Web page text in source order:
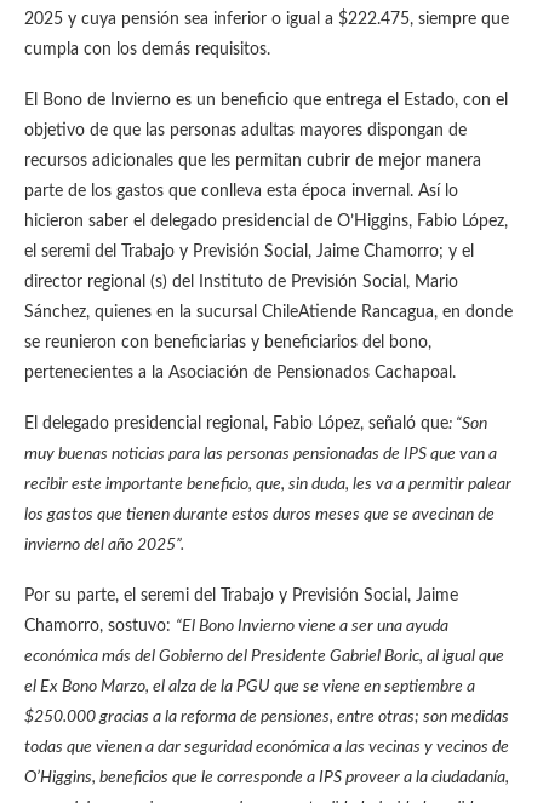
2025 y cuya pensión sea inferior o igual a $222.475, siempre que
cumpla con los demás requisitos.
El Bono de Invierno es un beneficio que entrega el Estado, con el
objetivo de que las personas adultas mayores dispongan de
recursos adicionales que les permitan cubrir de mejor manera
parte de los gastos que conlleva esta época invernal. Así lo
hicieron saber el delegado presidencial de O’Higgins, Fabio López,
el seremi del Trabajo y Previsión Social, Jaime Chamorro; y el
director regional (s) del Instituto de Previsión Social, Mario
Sánchez, quienes en la sucursal ChileAtiende Rancagua, en donde
se reunieron con beneficiarias y beneficiarios del bono,
pertenecientes a la Asociación de Pensionados Cachapoal.
El delegado presidencial regional, Fabio López, señaló que: “Son
muy buenas noticias para las personas pensionadas de IPS que van a
recibir este importante beneficio, que, sin duda, les va a permitir palear
los gastos que tienen durante estos duros meses que se avecinan de
invierno del año 2025”.
Por su parte, el seremi del Trabajo y Previsión Social, Jaime
Chamorro, sostuvo: “El Bono Invierno viene a ser una ayuda
económica más del Gobierno del Presidente Gabriel Boric, al igual que
el Ex Bono Marzo, el alza de la PGU que se viene en septiembre a
$250.000 gracias a la reforma de pensiones, entre otras; son medidas
todas que vienen a dar seguridad económica a las vecinas y vecinos de
O’Higgins, beneficios que le corresponde a IPS proveer a la ciudadanía,